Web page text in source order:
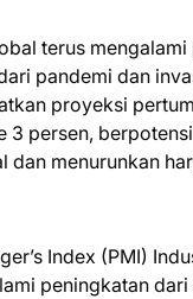
terus mengalami
pandemi dan
proyeksi
3 persen,
dan menurunkan
Index (PMI)
peningkatan